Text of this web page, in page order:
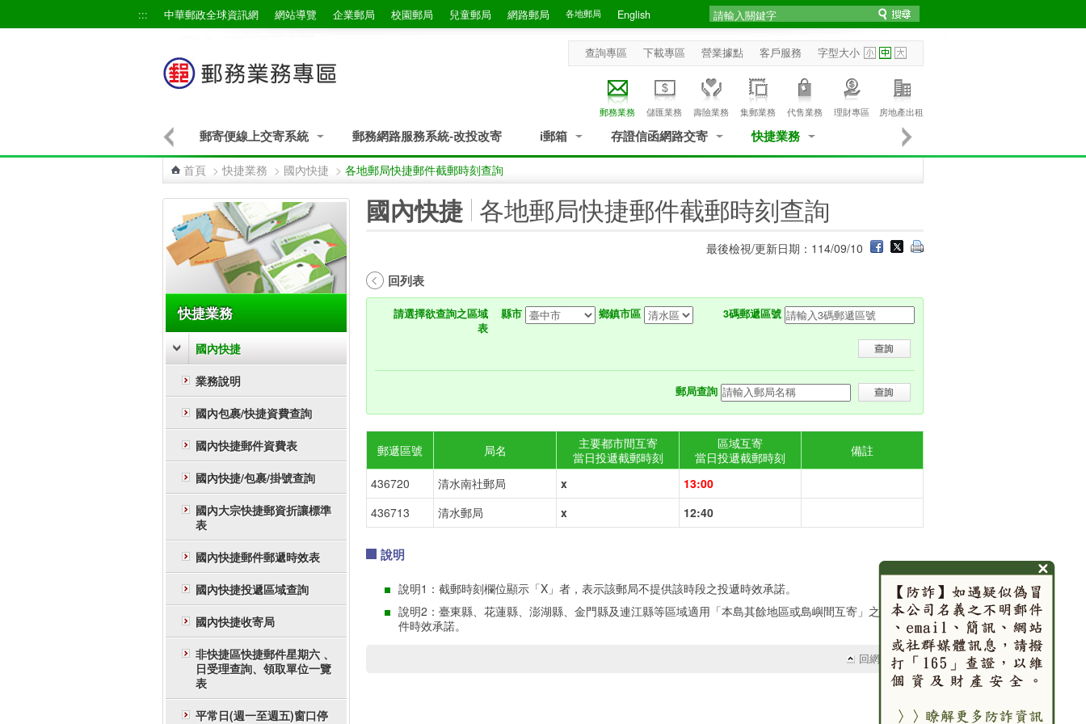
::: 中華郵政全球資訊網 網站導覽 企業郵局 校園郵局 兒童郵局 網路郵局 各地郵局 English
查詢專區 下載專區 營業據點 客戶服務 字型大小
郵務業務 儲匯業務 壽險業務 集郵業務 代售業務 理財專區 房地產出租
郵寄便線上交寄系統 郵務網路服務系統-改投改寄 i郵箱 存證信函網路交寄 快捷業務
首頁 >快捷業務 > 國內快捷 > 各地郵局快捷郵件截郵時刻查詢
快捷業務
國內快捷
業務說明
國內包裹/快捷資費查詢
國內快捷郵件資費表
國內快捷/包裹/掛號查詢
國內大宗快捷郵資折讓標準
表
國內快捷郵件郵遞時效表
國內快捷投遞區域查詢
國內快捷收寄局
非快捷區快捷郵件星期六 、
日受理查詢、領取單位一覽
表
平常日(週一至週五)窗口停
國內快捷 各地郵局快捷郵件截郵時刻查詢
最後檢視/更新日期：114/09/10
回列表
請選擇欲查詢之區域
表
縣市 鄉鎮市區 3碼郵遞區號
郵局查詢
郵遞區號 局名
主要都市間互寄
當日投遞截郵時刻
區域互寄
當日投遞截郵時刻
備註
436720 清水南社郵局 x
13:00
436713
清水郵局 x 12:40
說明
說明1：截郵時刻欄位顯示「X」者，表示該郵局不提供該時段之投遞時效承諾。
說明2：臺東縣、花蓮縣、澎湖縣、金門縣及連江縣等區域適用「本島其餘地區或島嶼間互寄」之快捷郵
件時效承諾。
回網頁頂端